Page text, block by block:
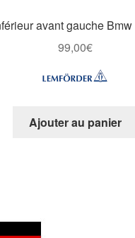
avant gauche
99,00€
Ajouter au panier